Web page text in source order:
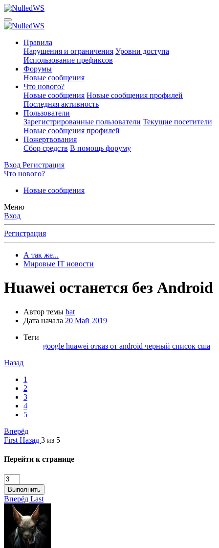
Правила
Нарушения и ограничения Уровни доступа
Использование префиксов
Форумы
Новые сообщения
Что нового?
Новые сообщения Новые сообщения профилей
Последняя активность
Пользователи
Зарегистрированные пользователи Текущие посетители
Новые сообщения профилей
Пожертвования
Сбор средств В помощь форуму
Вход Регистрация
Что нового?
Новые сообщения
Меню
Вход
Регистрация
А так же...
Мировые IT новости
Huawei останется без Android
Автор темы bat
Дата начала 20 Май 2019
Теги
google huawei отказ от android черный список сша
Назад
1
2
3
4
5
Вперёд
First Назад 3 из 5
Перейти к странице
Выполнить
Вперёд Last